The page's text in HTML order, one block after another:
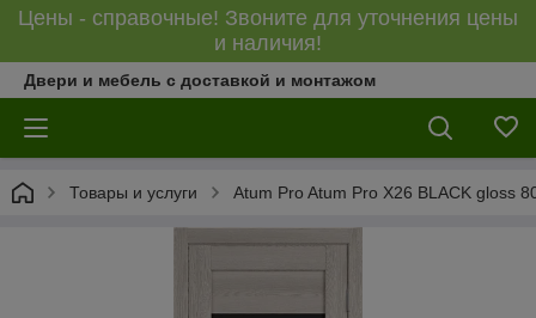
Цены - справочные! Звоните для уточнения цены
и наличия!
Двери и мебель с доставкой и монтажом
Товары и услуги Atum Pro Atum Pro Х26 BLACK gloss